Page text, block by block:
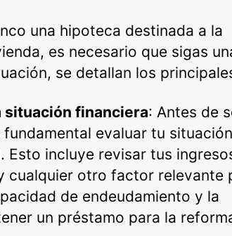
una hipoteca destinada a la
es necesario que sigas
se detallan los
situación financiera: Antes de
evaluar tu situación
Esto incluye revisar tus
cualquier otro factor relevante
de endeudamiento y la
un préstamo para la